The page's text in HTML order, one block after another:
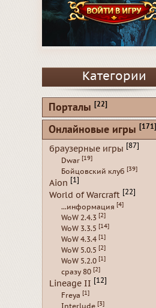
Категории
Порталы [22]
Онлайновые игры [171]
браузерные игры [87]
Dwar [19]
Бойцовский клуб [39]
Aion [1]
World of Warcraft [22]
...информация [4]
WoW 2.4.3 [2]
WoW 3.3.5 [14]
WoW 4.3.4 [1]
WoW 5.0.5 [2]
WoW 5.2.0 [1]
сразу 80 [2]
Lineage II [12]
Freya [1]
Interlude [3]